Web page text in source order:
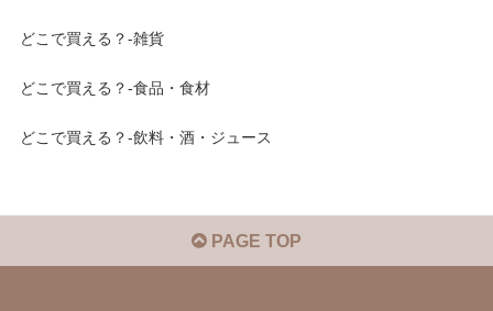
どこで買える？-雑貨
どこで買える？-食品・食材
どこで買える？-飲料・酒・ジュース
PAGE TOP